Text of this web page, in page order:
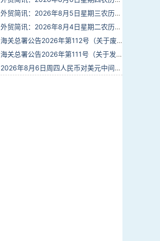
外贸简讯：2026年8月5日星期三农历六月廿三
外贸简讯：2026年8月4日星期二农历六月廿二
海关总署公告2026年第112号（关于废止部分卫生检疫类规范性文件的公告）
海关总署公告2026年第111号（关于发布《进出境动植物检疫处理监督管理工作规定》《进出境卫生处理监督管理工作规定》的公告）
2026年8月6日周四人民币对美元中间价报6.7895调贬6个基点